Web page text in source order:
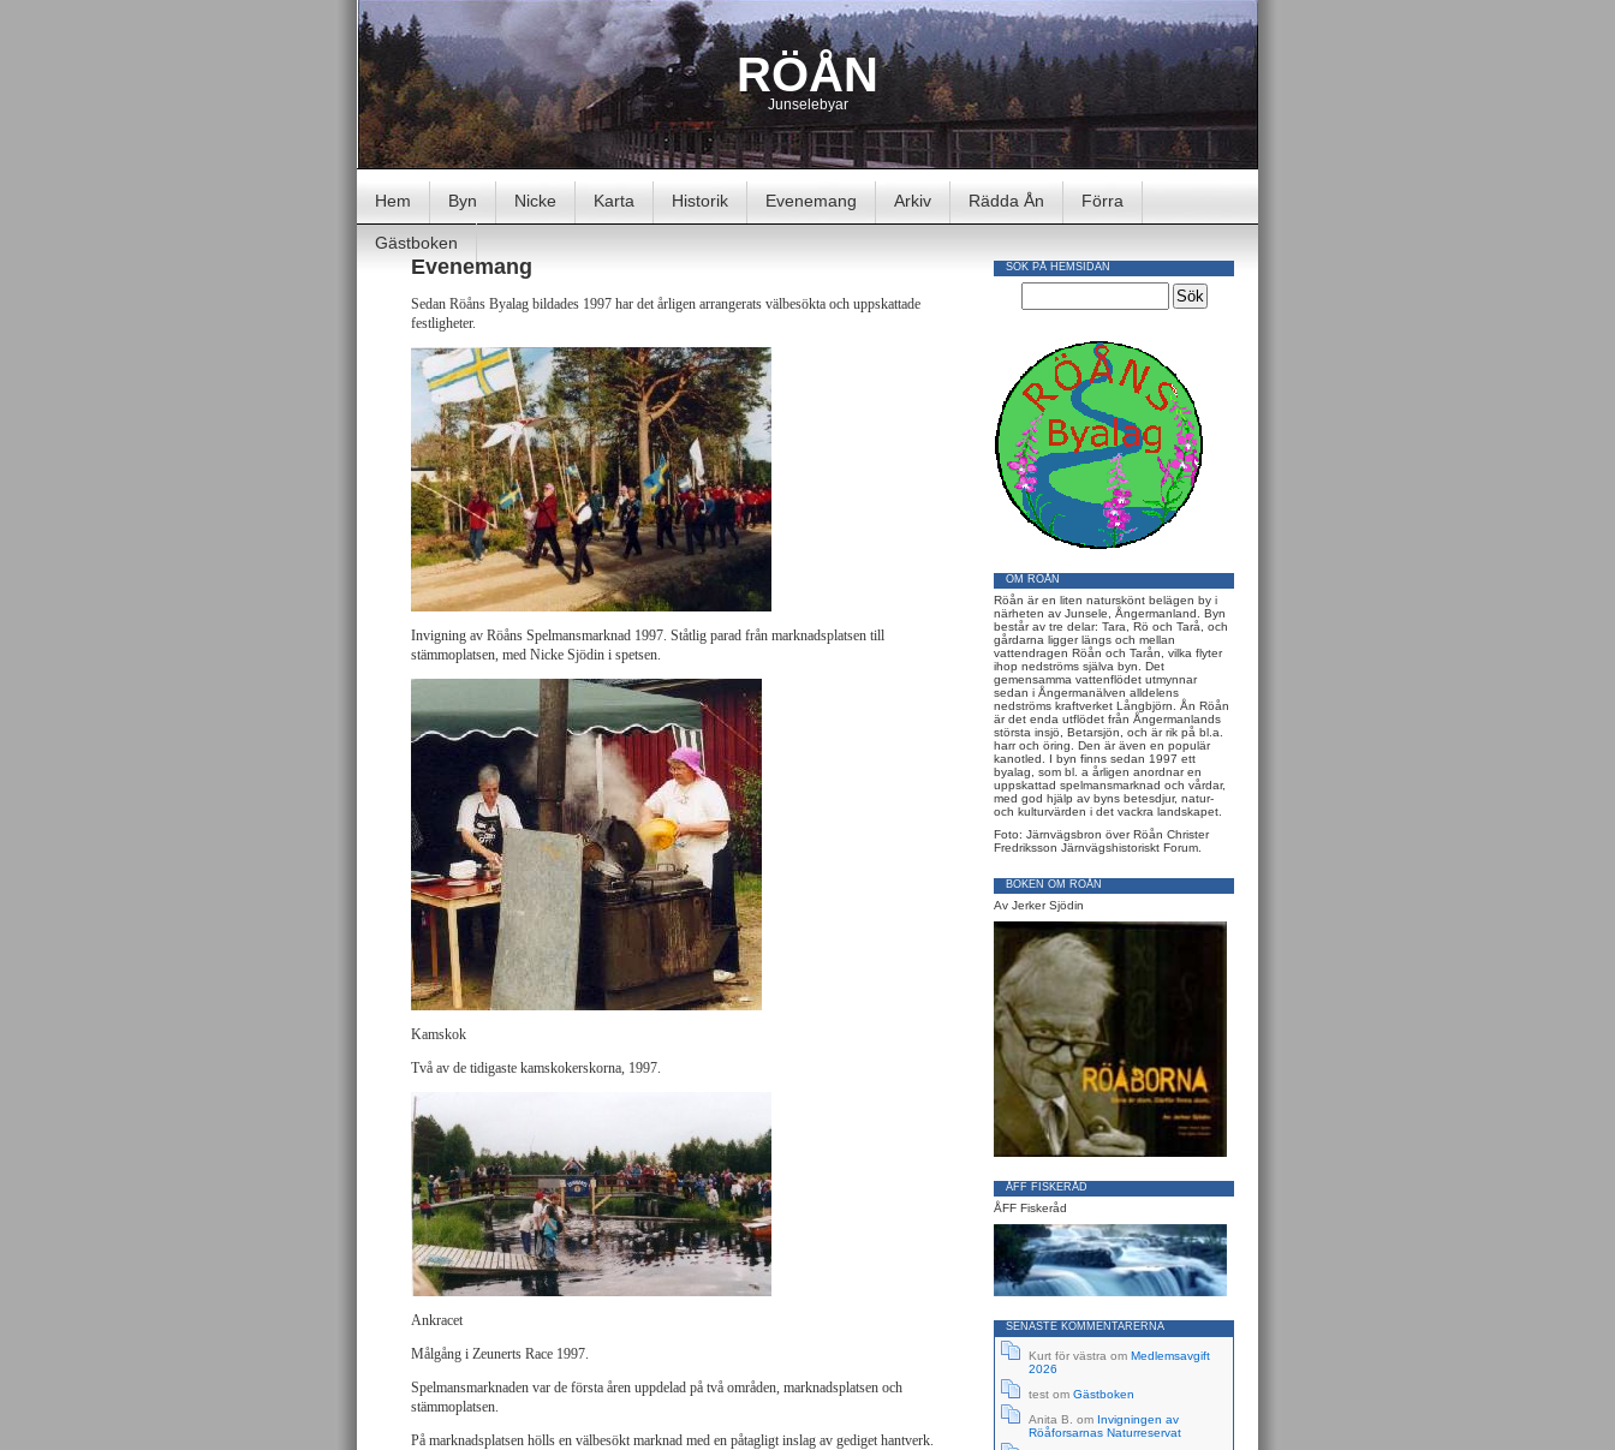
RÖÅN
Junselebyar
Hem Byn Nicke Karta Historik Evenemang Arkiv Rädda Ån Förra
Gästboken
Evenemang
Sedan Röåns Byalag bildades 1997 har det årligen arrangerats välbesökta och uppskattade
festligheter.
Invigning av Röåns Spelmansmarknad 1997. Ståtlig parad från marknadsplatsen till
stämmoplatsen, med Nicke Sjödin i spetsen.
Kamskok
Två av de tidigaste kamskokerskorna, 1997.
Ankracet
Målgång i Zeunerts Race 1997.
Spelmansmarknaden var de första åren uppdelad på två områden, marknadsplatsen och
stämmoplatsen.
På marknadsplatsen hölls en välbesökt marknad med en påtagligt inslag av gediget hantverk.
SÖK PÅ HEMSIDAN
OM RÖÅN
Röån är en liten naturskönt belägen by i
närheten av Junsele, Ångermanland. Byn
består av tre delar: Tara, Rö och Tarå, och
gårdarna ligger längs och mellan
vattendragen Röån och Tarån, vilka flyter
ihop nedströms själva byn. Det
gemensamma vattenflödet utmynnar
sedan i Ångermanälven alldelens
nedströms kraftverket Långbjörn. Ån Röån
är det enda utflödet från Ångermanlands
största insjö, Betarsjön, och är rik på bl.a.
harr och öring. Den är även en populär
kanotled. I byn finns sedan 1997 ett
byalag, som bl. a årligen anordnar en
uppskattad spelmansmarknad och vårdar,
med god hjälp av byns betesdjur, natur-
och kulturvärden i det vackra landskapet.
Foto: Järnvägsbron över Röån Christer
Fredriksson Järnvägshistoriskt Forum.
BOKEN OM RÖÅN
Av Jerker Sjödin
ÅFF FISKERÅD
ÅFF Fiskeråd
SENASTE KOMMENTARERNA
Kurt för västra om Medlemsavgift
2026
test om Gästboken
Anita B.
om Invigningen av
Röåforsarnas Naturreservat